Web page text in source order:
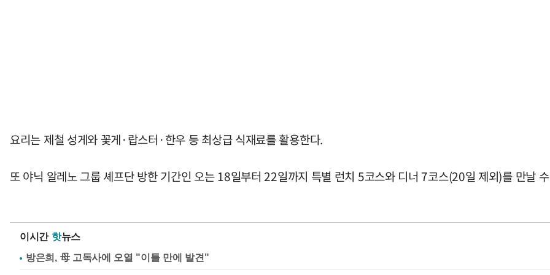
요리는 제철 성게와 꽃게·랍스터·한우 등 최상급 식재료를 활용한다.
또 야닉 알레노 그룹 셰프단 방한 기간인 오는 18일부터 22일까지 특별 런치 5코스와 디너 7코스(20일 제외)를 만날
이시간 핫뉴스
방은희, 母 고독사에 오열 "이틀 만에 발견"